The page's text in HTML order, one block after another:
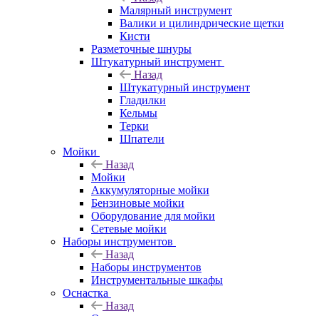
Малярный инструмент
Валики и цилиндрические щетки
Кисти
Разметочные шнуры
Штукатурный инструмент
Назад
Штукатурный инструмент
Гладилки
Кельмы
Терки
Шпатели
Мойки
Назад
Мойки
Аккумуляторные мойки
Бензиновые мойки
Оборудование для мойки
Сетевые мойки
Наборы инструментов
Назад
Наборы инструментов
Инструментальные шкафы
Оснастка
Назад